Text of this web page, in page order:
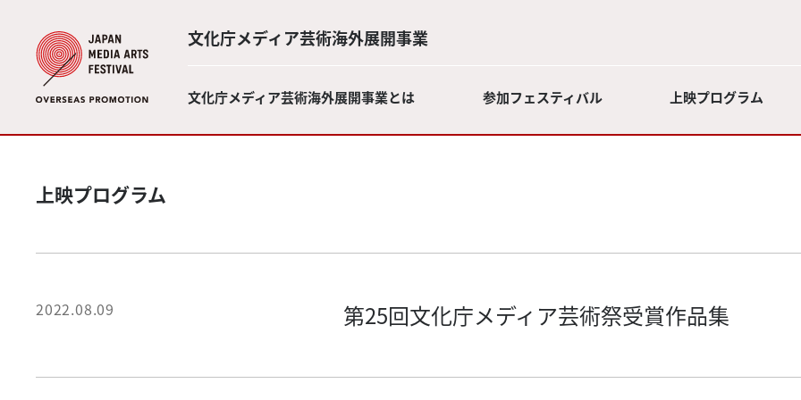
文化庁メディア芸術海外展開事業
文化庁メディア芸術海外展開事業とは 参加フェスティバル 上映プログラム
上映プログラム
2022.08.09 第25回文化庁メディア芸術祭受賞作品集